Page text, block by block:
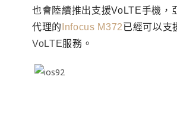
也會陸續推出支援VoLTE手機 ，
代理的 Infocus M372 已經可以支
VoLTE服務 。